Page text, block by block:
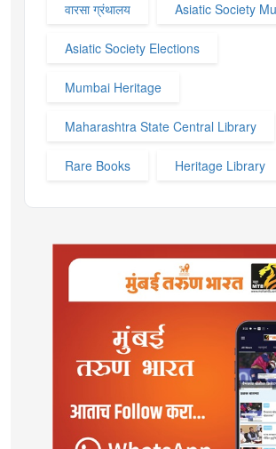
वारसा ग्रंथालय Asiatic Society
Asiatic Society Elections
Mumbai Heritage
Maharashtra State Central Library
Rare Books Heritage Library